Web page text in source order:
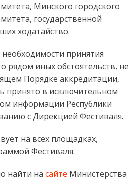
Минского городского
государственной
ходатайство.
принятия
рядом иных обстоятельств, не
Порядке аккредитации,
принято в исключительном
информации Республики
с Дирекцией Фестиваля.
на всех площадках,
Фестиваля.
найти на сайте Министерства